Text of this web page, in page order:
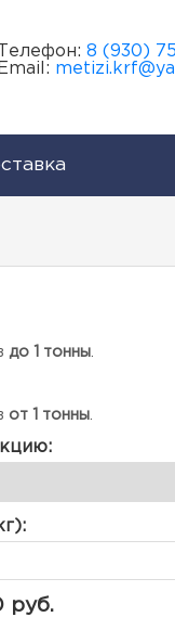
Телефон: 8 (930)
Email:
до 1 тонны
от 1 тонны
руб.